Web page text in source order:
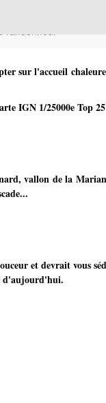
randonneur
sur l'accueil
IGN 1/25000e Top
vallon de la
et devrait vous
d'aujourd'hui.